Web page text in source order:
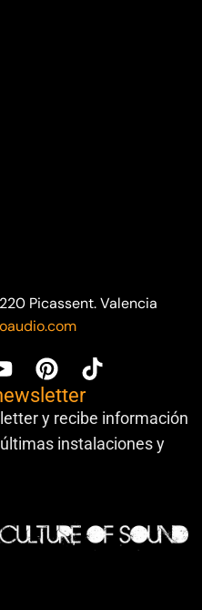
Picassent. Valencia
y recibe información
instalaciones y